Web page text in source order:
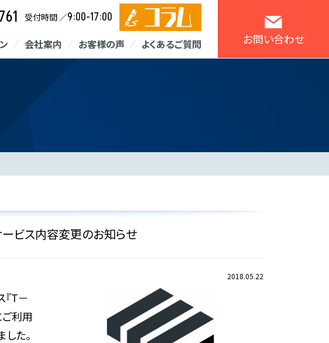
受付時間 ／9:00-17:00
会社案内 お客様の声 よくあるご質問 お問い合わせ
ビス内容変更のお知らせ
2018.05.22
T－
ご利用
た。